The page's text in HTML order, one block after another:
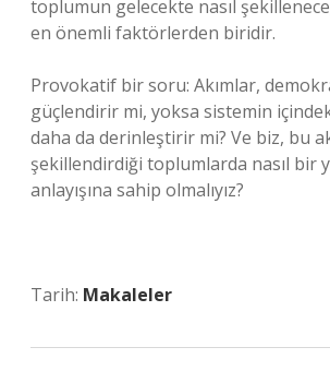
toplumun gelecekte nasıl
en önemli faktörlerden biridir.
Provokatif bir soru: Akımlar,
güçlendirir mi, yoksa sistemin
daha da derinleştirir mi? Ve biz, bu
şekillendirdiği toplumlarda nasıl bir
anlayışına sahip olmalıyız?
Tarih: Makaleler